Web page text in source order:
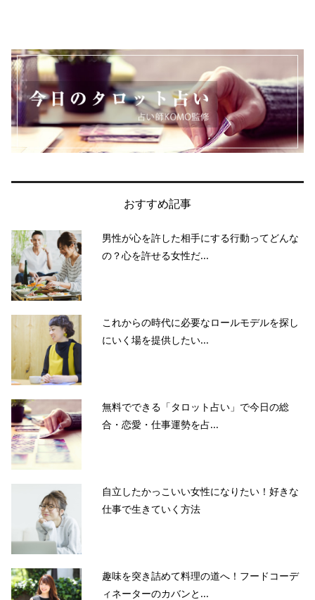
おすすめ記事
男性が心を許した相手にする行動ってどんな
の？心を許せる女性だ...
これからの時代に必要なロールモデルを探し
にいく場を提供したい...
無料でできる「タロット占い」で今日の総
合・恋愛・仕事運勢を占...
自立したかっこいい女性になりたい！好きな
仕事で生きていく方法
趣味を突き詰めて料理の道へ！フードコーデ
ィネーターのカバンと...
当サイトとは カテゴリ シェア